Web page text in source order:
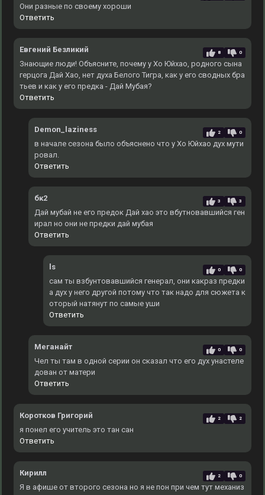
Они разные по своему хороши
Ответить
Евгений Безликий 8 0
Знающие люди! Объясните, почему у Хо Юйхао, родного сына
герцога Дай Хао, нет духа Белого Тигра, как у его сводных бра
тьев и как у его предка - Дай Мубая?
Ответить
Demon_laziness 2 0
в начале сезона было объяснено что у Хо Юйхао дух мути
ровал.
Ответить
бк2 3 3
Дай мубай не его предок Дай хао это вбутновавшийся ген
ирал но они не предки дай мубая
Ответить
ls 0 0
сам ты взбунтовавшийся генерал, они какраз предки
а дух у него другой потому что так надо для сюжета к
оторый натянут по самые уши
Ответить
Меганайт 0 0
Чел ты там в одной серии он сказал что его дух унастеле
дован от матери
Ответить
Коротков Григорий 2 2
я понел его учитель это тан сан
Ответить
Кирилл 2 0
Я в афише от второго сезона но я не пон при чем тут механиз